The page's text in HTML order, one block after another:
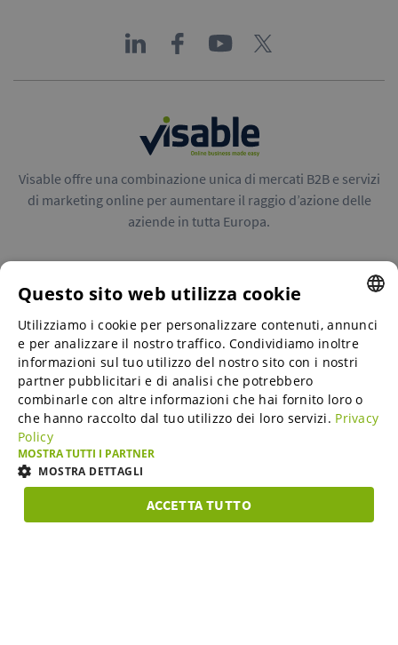
Visable offre una combinazione unica di mercati B2B e servizi
di marketing online per aumentare il raggio d’azione delle
aziende in tutta Europa.
Marketplace B2B
Online Marketing Services
SME-Spotlight
Carriera
ENGLISH
ENGLISH
SPANISH
Questo sito web utilizza cookie
Utilizziamo i cookie per personalizzare contenuti, annunci
e per analizzare il nostro traffico. Condividiamo inoltre
informazioni sul tuo utilizzo del nostro sito con i nostri
partner pubblicitari e di analisi che potrebbero
combinarle con altre informazioni che hai fornito loro o
che hanno raccolto dal tuo utilizzo dei loro servizi. Privacy
Policy
MOSTRA TUTTI I PARTNER
MOSTRA DETTAGLI
ACCETTA TUTTO
STRETTAMENTE